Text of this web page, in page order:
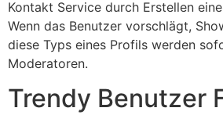
Kontakt Service durch Erstellen
Wenn das Benutzer vorschlägt,
diese Typs eines Profils werden
Moderatoren.
Trendy Benutzer